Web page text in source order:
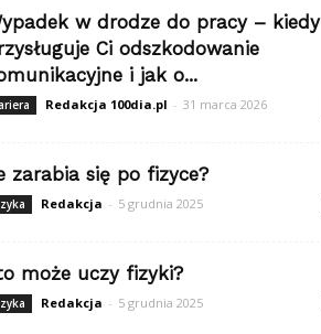
w drodze do pracy – kiedy
Ci odszkodowanie
i jak o...
Redakcja 100dia.pl - 31 marca 2026
zarabia się po fizyce?
Redakcja - 5 grudnia 2025
może uczy fizyki?
Redakcja - 5 grudnia 2025